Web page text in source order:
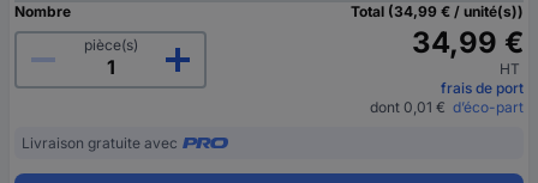
Nombre
pièce(s)
Total (34,99 € / unité(s))
34,99 €
HT
frais de port
dont 0,01 € d’éco-part
Livraison gratuite avec